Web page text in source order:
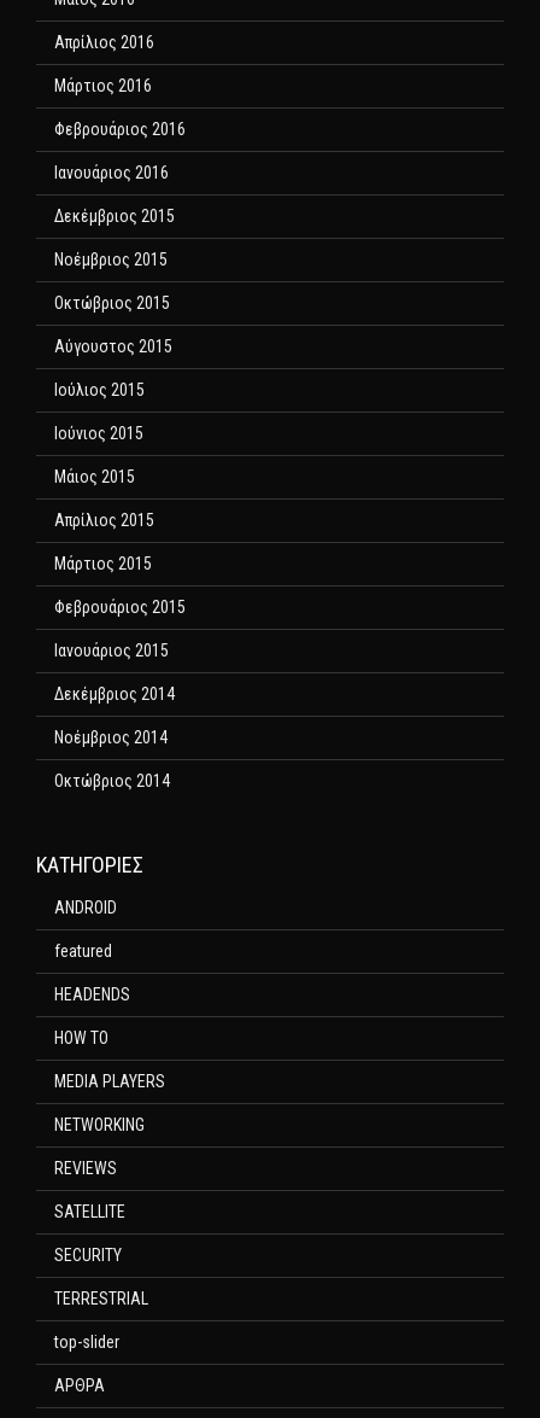
Απρίλιος 2016
Μάρτιος 2016
Φεβρουάριος 2016
Ιανουάριος 2016
Δεκέμβριος 2015
Νοέμβριος 2015
Οκτώβριος 2015
Αύγουστος 2015
Ιούλιος 2015
Ιούνιος 2015
Μάιος 2015
Απρίλιος 2015
Μάρτιος 2015
Φεβρουάριος 2015
Ιανουάριος 2015
Δεκέμβριος 2014
Νοέμβριος 2014
Οκτώβριος 2014
KΑΤΗΓΟΡΊΕΣ
ANDROID
featured
HEADENDS
HOW TO
MEDIA PLAYERS
NETWORKING
REVIEWS
SATELLITE
SECURITY
TERRESTRIAL
top-slider
ΑΡΘΡΑ